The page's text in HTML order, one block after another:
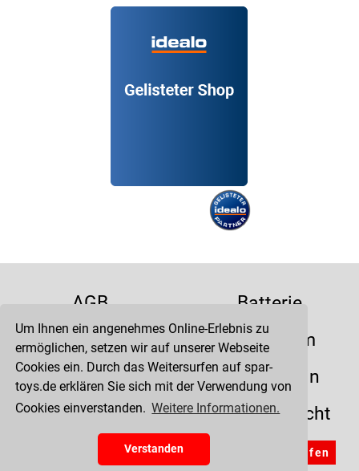
Um Ihnen ein angenehmes Online-Erlebnis zu
ermöglichen, setzen wir auf unserer Webseite
Cookies ein. Durch das Weitersurfen auf spar-
toys.de erklären Sie sich mit der Verwendung von
Cookies einverstanden. Weitere Informationen.
Verstanden
AGB
Batterie
Datenschutz
Impressum
Kontakt
Liefertermin
Versandkosten
Widerrufsrecht